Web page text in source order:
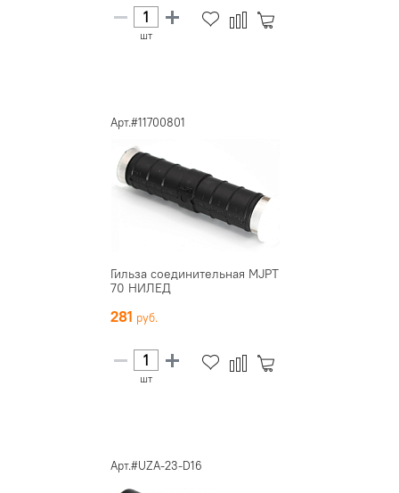
шт
Арт.#11700801
Гильза соединительная MJPT
70 НИЛЕД
281
шт
Арт.#UZA-23-D16